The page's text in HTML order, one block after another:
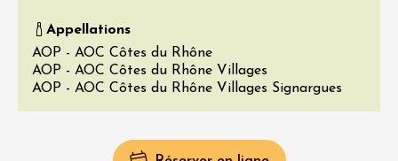
Appellations
AOP - AOC Côtes du Rhône
AOP - AOC Côtes du Rhône Villages
AOP - AOC Côtes du Rhône Villages Signargues